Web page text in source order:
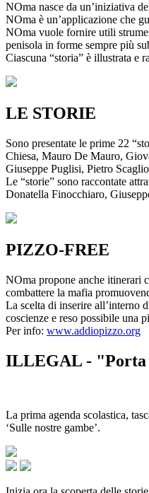
NOma nasce da un’iniziativa
NOma è un’applicazione che
NOma vuole fornire utili
penisola in forme sempre più
Ciascuna “storia” è illustrata e
LE STORIE
Sono presentate le prime 22
Chiesa, Mauro De Mauro,
Giuseppe Puglisi, Pietro
Le “storie” sono raccontate
Donatella Finocchiaro,
PIZZO-FREE
NOma propone anche itinerari
combattere la mafia
La scelta di inserire all’interno
coscienze e reso possibile una
Per info: www.addiopizzo.org
ILLEGAL - "Porta
La prima agenda scolastica,
‘Sulle nostre gambe’.